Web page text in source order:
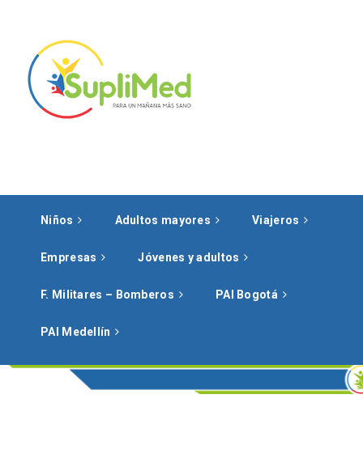
Niños Adultos mayores Viajeros
Empresas Jóvenes y adultos
F. Militares – Bomberos PAI Bogotá
PAI Medellín